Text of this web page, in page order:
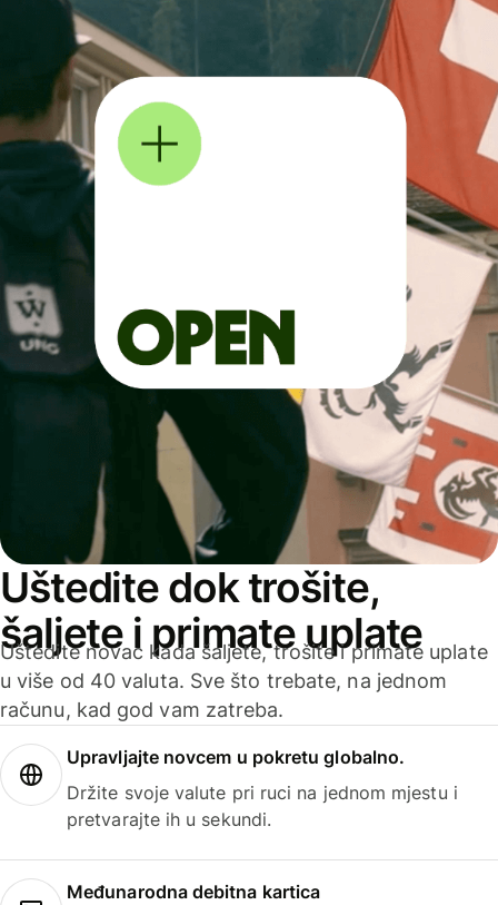
Uštedite dok trošite,
šaljete i primate uplate
Uštedite novac kada šaljete, trošite i primate uplate
u više od 40 valuta. Sve što trebate, na jednom
računu, kad god vam zatreba.
Upravljajte novcem u pokretu globalno.
Držite svoje valute pri ruci na jednom mjestu i
pretvarajte ih u sekundi.
Međunarodna debitna kartica